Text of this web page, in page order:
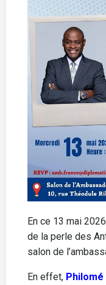
En ce 13 mai
de la perle des
salon de
En effet,